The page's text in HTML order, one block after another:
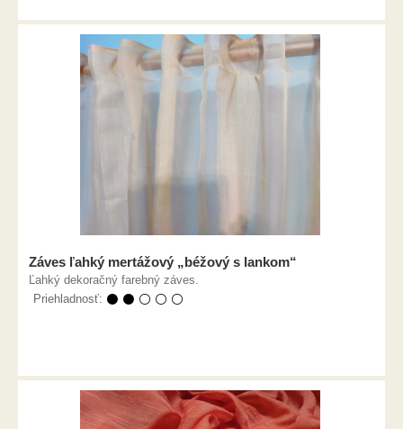
Záves ľahký mertážový „béžový s lankom“
Ľahký dekoračný farebný záves.
Priehladnosť: ⚫ ⚫ ⚪ ⚪ ⚪